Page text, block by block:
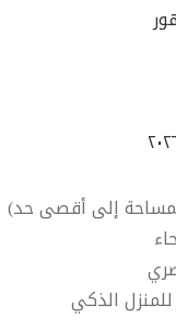
الذكي